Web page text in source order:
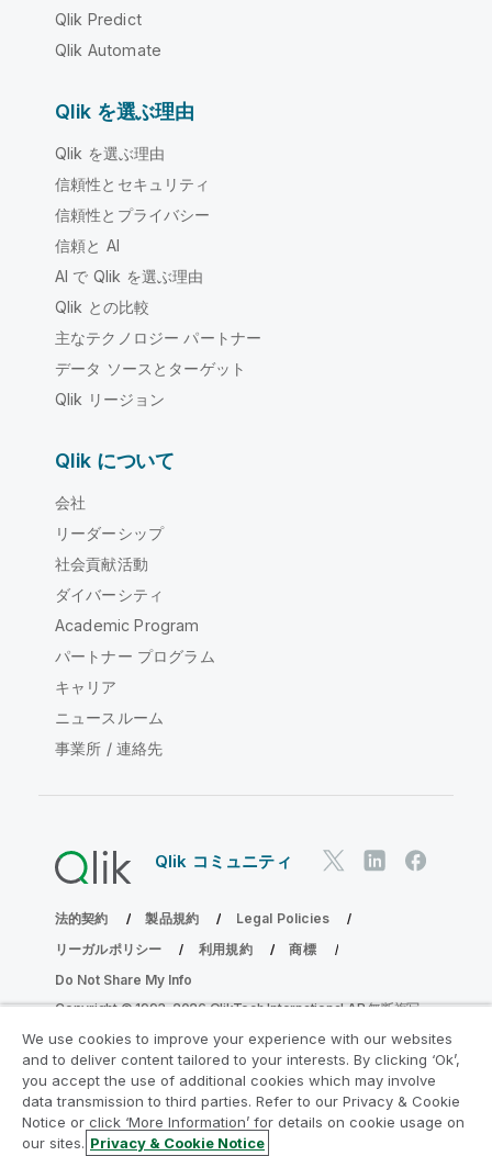
Qlik Predict
Qlik Automate
Qlik を選ぶ理由
Qlik を選ぶ理由
信頼性とセキュリティ
信頼性とプライバシー
信頼と AI
AI で Qlik を選ぶ理由
Qlik との比較
主なテクノロジー パートナー
データ ソースとターゲット
Qlik リージョン
Qlik について
会社
リーダーシップ
社会貢献活動
ダイバーシティ
Academic Program
パートナー プログラム
キャリア
ニュースルーム
事業所 / 連絡先
Qlik コミュニティ
法的契約 製品規約
Legal Policies
リーガルポリシー
利用規約
商標
Do Not Share My Info
Copyright © 1993-2026 QlikTech International AB.無断複写・
分析の近代化プログラムに参加する
We use cookies to improve your experience with our websites
and to deliver content tailored to your interests. By clicking ‘Ok’,
you accept the use of additional cookies which may involve
data transmission to third parties. Refer to our Privacy & Cookie
Notice or click ‘More Information’ for details on cookie usage on
our sites. Privacy & Cookie Notice